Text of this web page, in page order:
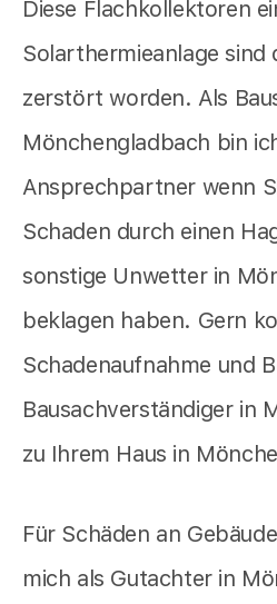
Diese Flachkollektoren
Solarthermieanlage sind
zerstört worden. Als
Mönchengladbach bin
Ansprechpartner wenn
Schaden durch einen
sonstige Unwetter in
beklagen haben. Gern
Schadenaufnahme und
Bausachverständiger in
zu Ihrem Haus in
Für Schäden an
mich als Gutachter in